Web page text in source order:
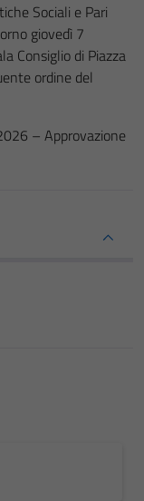
Sociali e Pari
giovedì 7
Consiglio di Piazza
ordine del
– Approvazione